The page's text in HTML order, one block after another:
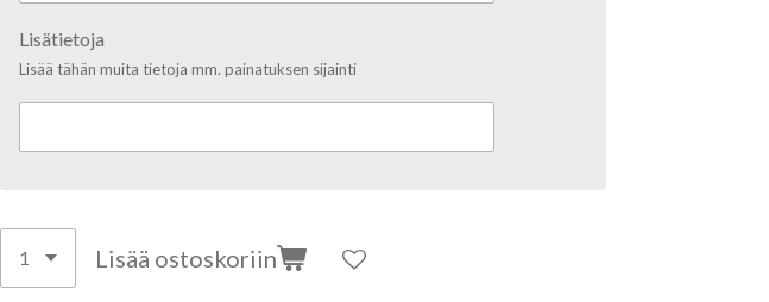
Lisätietoja
Lisää tähän muita tietoja mm. painatuksen sijainti
Lisää ostoskoriin